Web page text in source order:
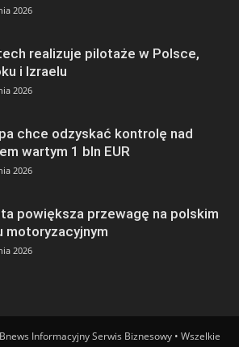
2026
realizuje pilotaże w Polsce,
i Izraelu
2026
chce odzyskać kontrolę nad
wartym 1 bln EUR
2026
powiększa przewagę na polskim
motoryzacyjnym
2026
Informacyjny Serwis Biznesowy • Wszelkie